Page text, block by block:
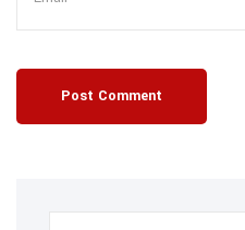
Post Comment